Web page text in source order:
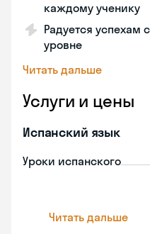
каждому ученику
Радуется успехам
уровне
Читать дальше
Услуги и цены
Испанский язык
Уроки испанского
Читать дальше